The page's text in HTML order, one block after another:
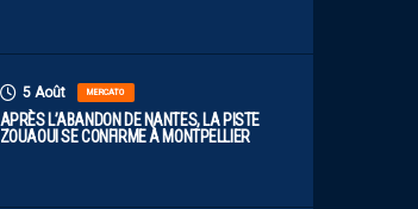
5 Août MERCATO
APRÈS L’ABANDON DE NANTES, LA PISTE
ZOUAOUI SE CONFIRME À MONTPELLIER